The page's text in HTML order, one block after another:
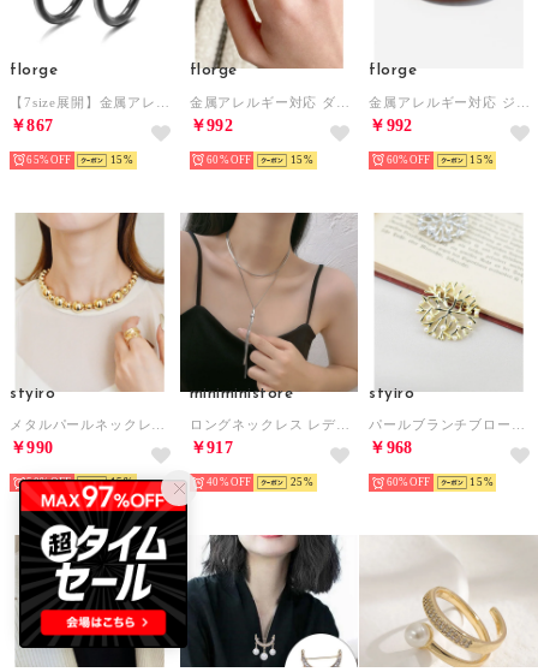
florge
￥867
65% 15
florge
￥992
60% 15
florge
￥992
60% 15
styiro
￥990
50% 15
miniministore
￥917
40% 25
styiro
￥968
60% 15